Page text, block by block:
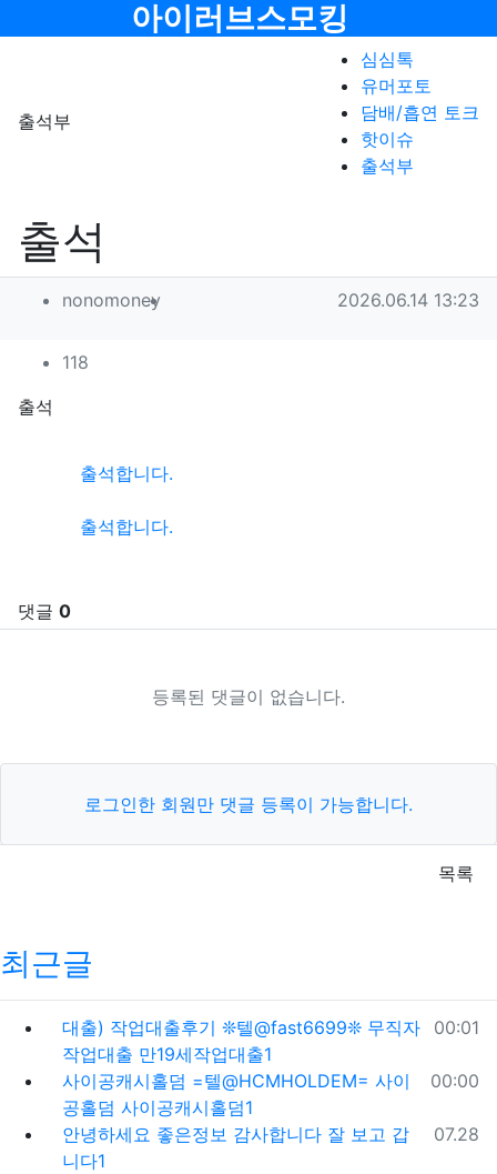
아이러브스모킹
출석부
심심톡
유머포토
담배/흡연 토크
핫이슈
출석부
출석
작성자 정보
nonomoney 작성일
2026.06.14 13:23
컨텐츠 정보
118
본문
출석
관련자료출석합니다.
출석합니다.
댓글 0
등록된 댓글이 없습니다.
로그인한 회원만 댓글 등록이 가능합니다.
목록
최근글
등록일
00:01
대출) 작업대출후기 ❊텔@fast6699❊ 무직자
작업대출 만19세작업대출1
등록일
00:00
사이공캐시홀덤 =텔@HCMHOLDEM= 사이
공홀덤 사이공캐시홀덤1
등록일
07.28
안녕하세요 좋은정보 감사합니다 잘 보고 갑
니다1